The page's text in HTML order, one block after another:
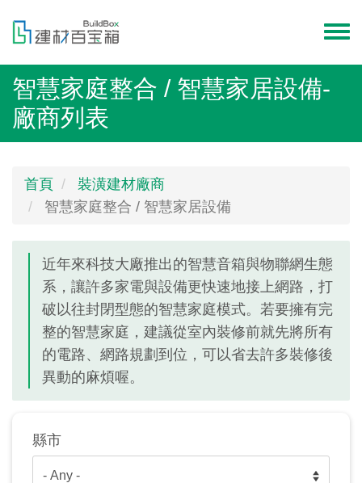
內
menu
智慧家庭整合 / 智慧家居設備-
廠商列表
首頁
裝潢建材廠商
智慧家庭整合 / 智慧家居設備
近年來科技大廠推出的智慧音箱與物聯網生態
系，讓許多家電與設備更快速地接上網路，打
破以往封閉型態的智慧家庭模式。若要擁有完
整的智慧家庭，建議從室內裝修前就先將所有
的電路、網路規劃到位，可以省去許多裝修後
異動的麻煩喔。
縣市